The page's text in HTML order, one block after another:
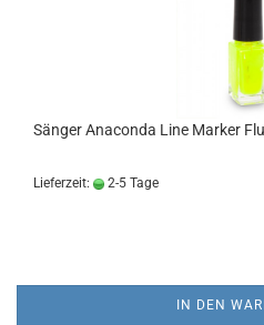
Sänger Anaconda Line Marker
Lieferzeit: 2-5 Tage
IN DEN